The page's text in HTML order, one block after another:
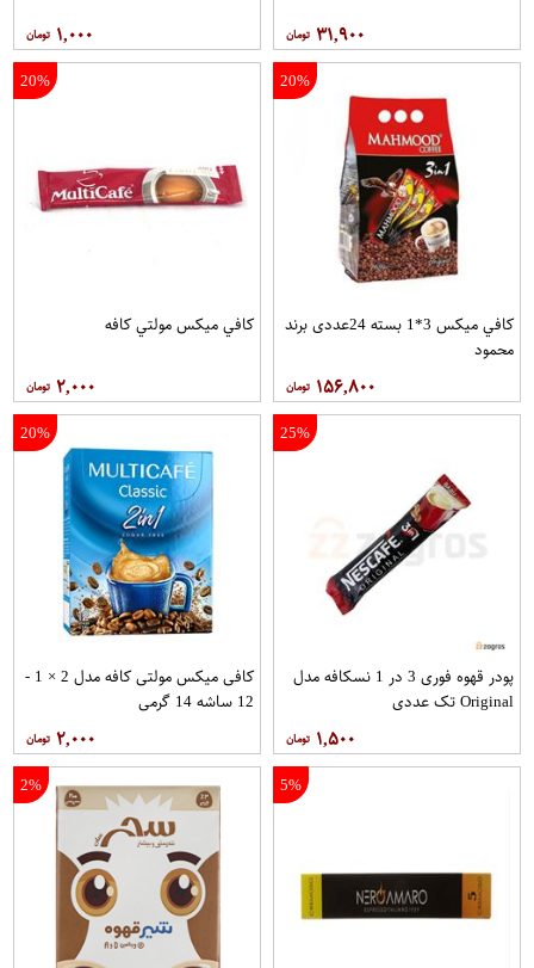
۳۱,۹۰۰ ۱,۰۰۰
20%
کافي ميکس 3*1 بسته 24عددی برند
محمود
۱۵۶,۸۰۰
20%
کافي ميکس مولتي کافه
۲,۰۰۰
25%
پودر قهوه فوری 3 در 1 نسکافه مدل
Original تک عددی
۱,۵۰۰
20%
کافی میکس مولتی کافه مدل 2 × 1 -
12 ساشه 14 گرمی
۲,۰۰۰
5%
2%